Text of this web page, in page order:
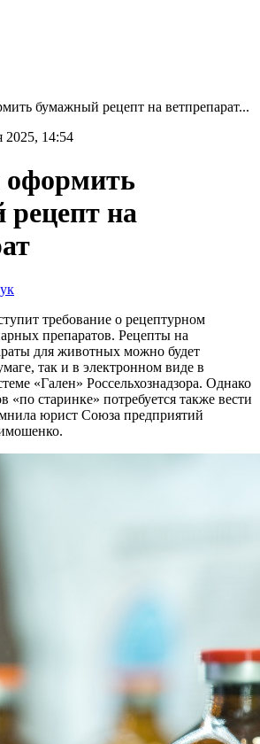
бумажный рецепт на ветпрепарат...
2025, 14:54
на
требование о рецептурном
препаратов. Рецепты на
для животных можно будет
так и в электронном виде в
«Гален» Россельхознадзора. Однако
«по старинке» потребуется также вести
юрист Союза предприятий